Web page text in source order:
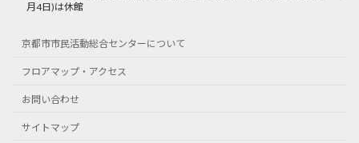
月4日)は休館
京都市市民活動総合センターについて
フロアマップ・アクセス
お問い合わせ
サイトマップ